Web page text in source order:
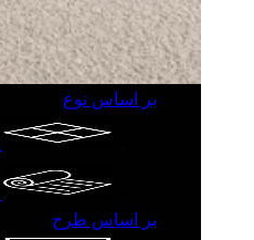
بر اساس نوع
بر اساس طرح